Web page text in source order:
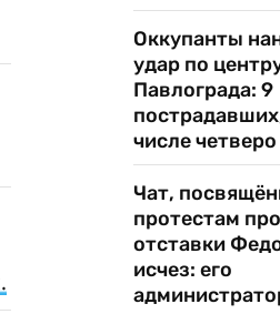
Оккупанты
удар по
Павлограда: 9
числе
Чат,
протестам
отставки
исчез: его